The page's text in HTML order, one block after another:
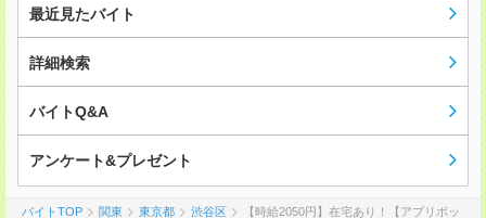
最近見たバイト
詳細検索
バイトQ&A
アンケート&プレゼント
バイトTOP 関東 東京都 渋谷区 【時給2050円】在宅あり！【アプリボッ